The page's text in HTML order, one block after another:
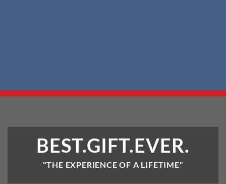
BEST.GIFT.EVER.
"THE EXPERIENCE OF A LIFETIME"